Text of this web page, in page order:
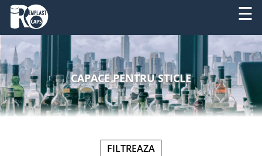
☰
RO
EN
DESPRE
NOI
PRODUSE
CAPACE PENTRU STICLE
FILTREAZA